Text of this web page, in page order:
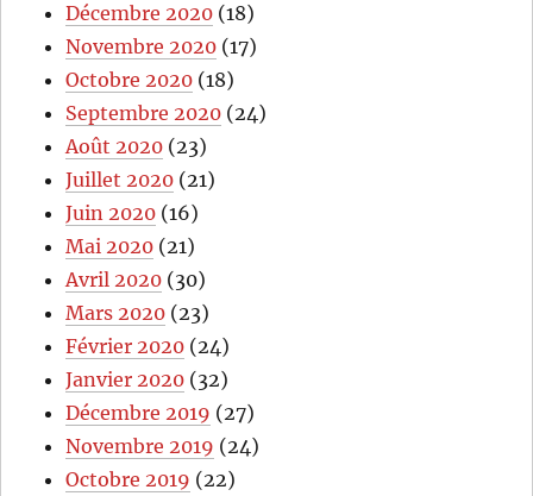
Décembre 2020 (18)
Novembre 2020 (17)
Octobre 2020 (18)
Septembre 2020 (24)
Août 2020 (23)
Juillet 2020 (21)
Juin 2020 (16)
Mai 2020 (21)
Avril 2020 (30)
Mars 2020 (23)
Février 2020 (24)
Janvier 2020 (32)
Décembre 2019 (27)
Novembre 2019 (24)
Octobre 2019 (22)